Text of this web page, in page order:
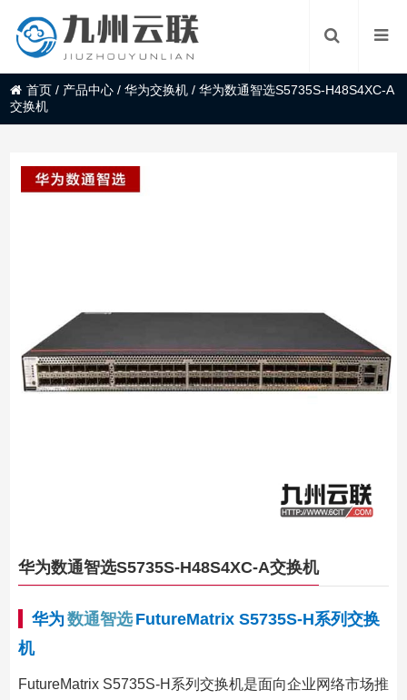
首页 / 产品中心 /华为交换机 /华为数通智选S5735S-H48S4XC-A
交换机
华为数通智选S5735S-H48S4XC-A交换机
华为 数通智选 FutureMatrix S5735S-H系列交换
机
FutureMatrix S5735S-H系列交换机是面向企业网络市场推